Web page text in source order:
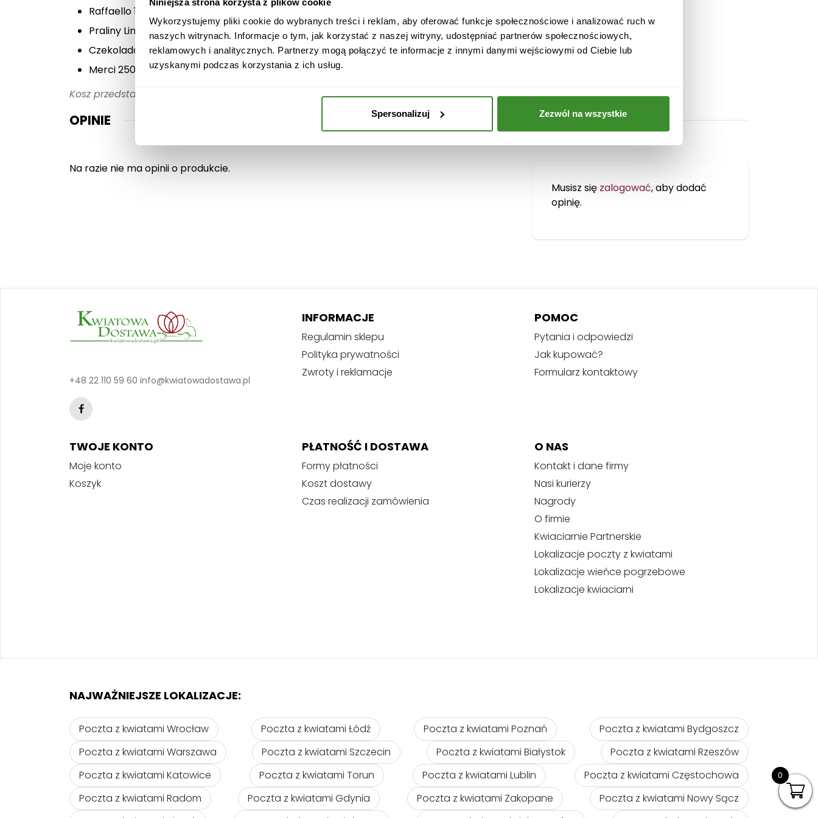
Niniejsza strona korzysta z plików cookie
Wykorzystujemy pliki cookie do wybranych treści i reklam, aby oferować funkcje społecznościowe i analizować ruch w
naszych witrynach. Informacje o tym, jak korzystać z naszej witryny, udostępniać partnerów społecznościowych,
reklamowych i analitycznych. Partnerzy mogą połączyć te informacje z innymi danymi wejściowymi od Ciebie lub
uzyskanymi podczas korzystania z ich usług.
Spersonalizuj Zezwól na wszystkie
j
Raffaello 150g,
Praliny Lindt Lindor Milk 100g,
Czekolada Lindt Excellence 100g. x 2 szt.(Raspberry Intense, Blueberry Intense),
Merci 250g,
Kosz przedstawiony na zdjęciu jest przykładowy i może różnić się wizualnie od dostarczonego.
OPINIE
Na razie nie ma opinii o produkcie.
Musisz się zalogować, aby dodać
opinię.
+48 22 110 59 60 info@kwiatowadostawa.pl
INFORMACJE
Regulamin sklepu
Polityka prywatności
Zwroty i reklamacje
POMOC
Pytania i odpowiedzi
Jak kupować?
Formularz kontaktowy
TWOJE KONTO
Moje konto
Koszyk
PŁATNOŚĆ I DOSTAWA
Formy płatności
Koszt dostawy
Czas realizacji zamówienia
O NAS
Kontakt i dane firmy
Nasi kurierzy
Nagrody
O firmie
Kwiaciarnie Partnerskie
Lokalizacje poczty z kwiatami
Lokalizacje wieńce pogrzebowe
Lokalizacje kwiaciarni
NAJWAŻNIEJSZE LOKALIZACJE:
Poczta z kwiatami Wrocław Poczta z kwiatami Łódź Poczta z kwiatami Poznań
Poczta z kwiatami Bydgoszcz
Poczta z kwiatami Warszawa
Poczta z kwiatami Szczecin Poczta z kwiatami Białystok
Poczta z kwiatami Rzeszów
Poczta z kwiatami Katowice
Poczta z kwiatami Torun Poczta z kwiatami Lublin
Poczta z kwiatami Częstochowa
Poczta z kwiatami Radom
Poczta z kwiatami Gdynia Poczta z kwiatami Zakopane
Poczta z kwiatami Nowy Sącz
0